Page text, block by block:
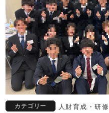
カテゴリー 人財育成・研修